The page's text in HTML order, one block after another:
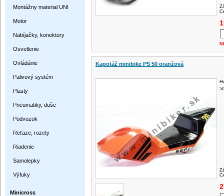
Montážny material UNI
Motor
Nabíjačky, konektory
Osvetlenie
Ovládánie
Palivový systém
Plasty
Pneumatiky, duše
Podvozok
Reťaze, rozety
Riadenie
Samolepky
Výfuky
Minicross
Kapotáž minibike PS 50 oranžová